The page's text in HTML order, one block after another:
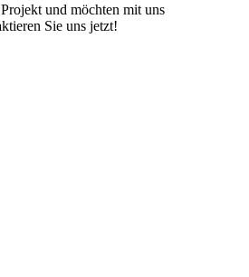
und möchten mit uns
Sie uns jetzt!